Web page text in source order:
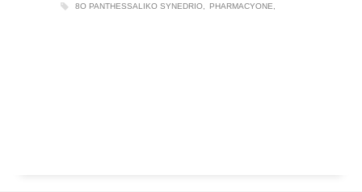
8O PANTHESSALIKO SYNEDRIO PHARMACYONE